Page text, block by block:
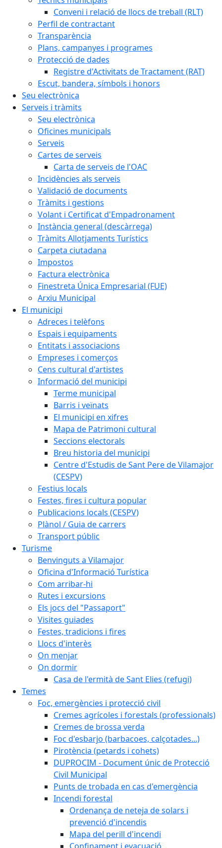
Conveni i relació de llocs de treball (RLT)
Perfil de contractant
Transparència
Plans, campanyes i programes
Protecció de dades
Registre d'Activitats de Tractament (RAT)
Escut, bandera, símbols i honors
Seu electrònica
Serveis i tràmits
Seu electrònica
Oficines municipals
Serveis
Cartes de serveis
Carta de serveis de l'OAC
Incidències als serveis
Validació de documents
Tràmits i gestions
Volant i Certificat d'Empadronament
Instància general (descàrrega)
Tràmits Allotjaments Turístics
Carpeta ciutadana
Impostos
Factura electrònica
Finestreta Única Empresarial (FUE)
Arxiu Municipal
El municipi
Adreces i telèfons
Espais i equipaments
Entitats i associacions
Empreses i comerços
Cens cultural d'artistes
Informació del municipi
Terme municipal
Barris i veïnats
El municipi en xifres
Mapa de Patrimoni cultural
Seccions electorals
Breu historia del municipi
Centre d'Estudis de Sant Pere de Vilamajor
(CESPV)
Festius locals
Festes, fires i cultura popular
Publicacions locals (CESPV)
Plànol / Guia de carrers
Transport públic
Turisme
Benvinguts a Vilamajor
Oficina d'Informació Turística
Com arribar-hi
Rutes i excursions
Els jocs del "Passaport"
Visites guiades
Festes, tradicions i fires
Llocs d'interès
On menjar
On dormir
Casa de l'ermità de Sant Elies (refugi)
Temes
Foc, emergències i protecció civil
Cremes agrícoles i forestals (professionals)
Cremes de brossa verda
Foc d'esbarjo (barbacoes, calçotades...)
Pirotència (petards i cohets)
DUPROCIM - Document únic de Protecció
Civil Municipal
Punts de trobada en cas d'emergència
Incendi forestal
Ordenança de neteja de solars i
prevenció d'incendis
Mapa del perill d'incendi